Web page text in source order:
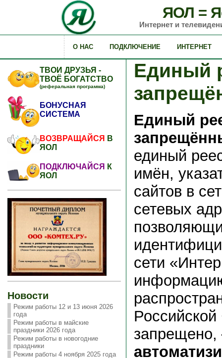
ЯОЛ =
Интернет и
О НАС ПОДКЛЮЧЕНИЕ ИНТЕРНЕТ
ТВОИ ДРУЗЬЯ -
ТВОЁ БОГАТСТВО
(реферальная программа)
БОНУСНАЯ
СИСТЕМА
ВОЗВРАЩАЙСЯ В
ЯОЛ
ПОДКЛЮЧАЙСЯ К
ЯОЛ
Новости
Режим работы 12 и 13 июня 2026
года
Режим работы в майские
праздники 2026 года
Режим работы в новогодние
праздники
Режим работы 4 ноября 2025 года
Единый
Единый
единый
имён,
сайтов в
сетевых
сети
запрещено,